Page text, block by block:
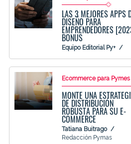
LAS 3 MEJORES APPS
DISEÑO PARA
EMPRENDEDORES
BONUS
Equipo Editorial Py+
Ecommerce para Pymes
MONTE UNA
DE DISTRIBUCIÓN
ROBUSTA PARA SU E-
COMMERCE
Tatiana Buitrago
Redacción Pymas